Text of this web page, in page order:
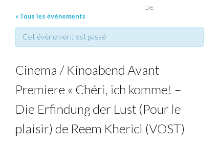
DE
« Tous les évènements
Cet évènement est passé
Cinema / Kinoabend Avant
Premiere « Chéri, ich komme! –
Die Erfindung der Lust (Pour le
plaisir) de Reem Kherici (VOST)